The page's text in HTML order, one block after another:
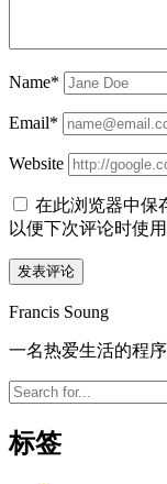
Name*
Email*
Website
在此浏览器中保
以便下次评论时使用
Sidebar
Francis Soung
一名热爱生活的程
Search
标签